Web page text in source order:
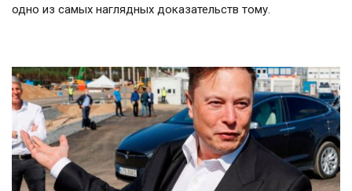
одно из самых наглядных доказательств тому.